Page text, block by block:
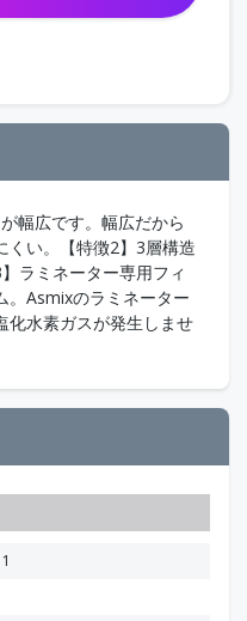
幅広です。幅広だから
くい。【特徴2】3層構造
ラミネーター専用フィ
。Asmixのラミネーター
化水素ガスが発生しませ